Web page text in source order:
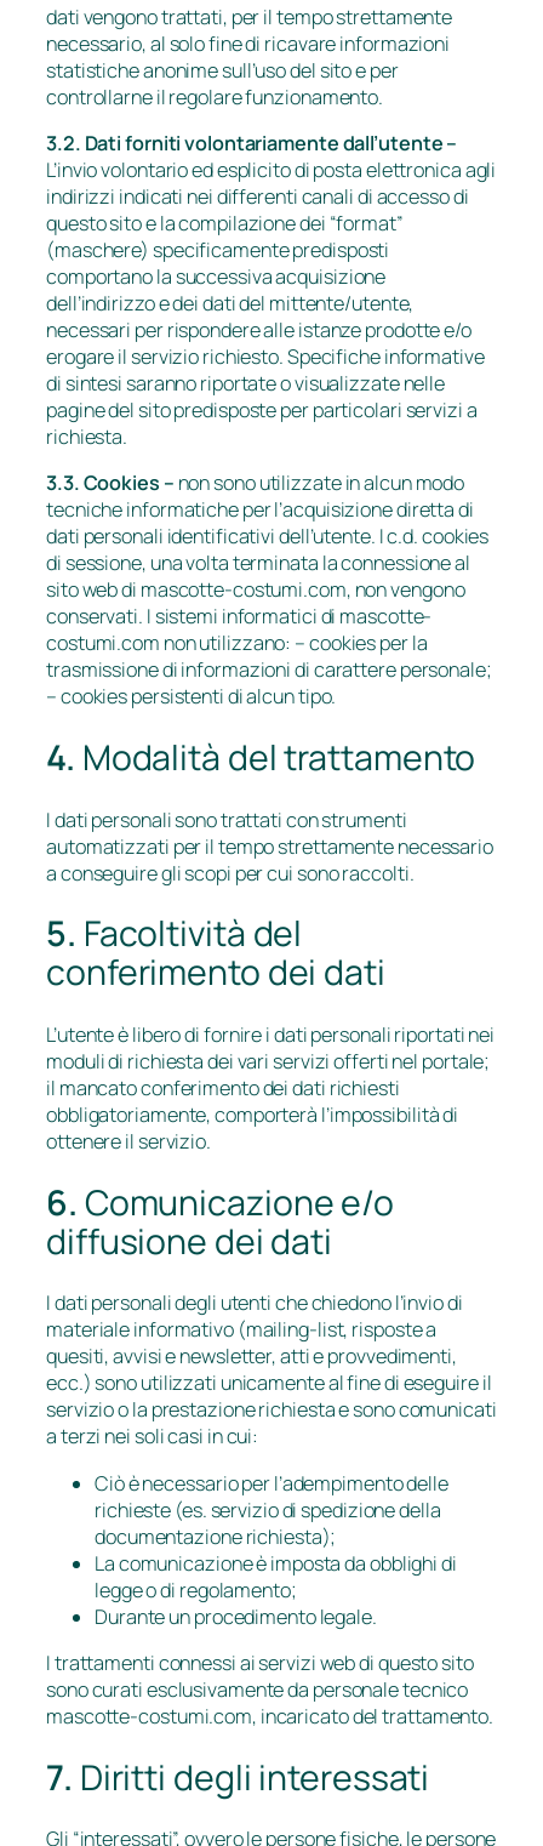
dati vengono trattati, per il tempo strettamente
necessario, al solo fine di ricavare informazioni
statistiche anonime sull’uso del sito e per
controllarne il regolare funzionamento.
3.2. Dati forniti volontariamente dall’utente –
L’invio volontario ed esplicito di posta elettronica agli
indirizzi indicati nei differenti canali di accesso di
questo sito e la compilazione dei “format”
(maschere) specificamente predisposti
comportano la successiva acquisizione
dell’indirizzo e dei dati del mittente/utente,
necessari per rispondere alle istanze prodotte e/o
erogare il servizio richiesto. Specifiche informative
di sintesi saranno riportate o visualizzate nelle
pagine del sito predisposte per particolari servizi a
richiesta.
3.3. Cookies – non sono utilizzate in alcun modo
tecniche informatiche per l’acquisizione diretta di
dati personali identificativi dell’utente. I c.d. cookies
di sessione, una volta terminata la connessione al
sito web di mascotte-costumi.com, non vengono
conservati. I sistemi informatici di mascotte-
costumi.com non utilizzano: – cookies per la
trasmissione di informazioni di carattere personale;
– cookies persistenti di alcun tipo.
4. Modalità del trattamento
I dati personali sono trattati con strumenti
automatizzati per il tempo strettamente necessario
a conseguire gli scopi per cui sono raccolti.
5. Facoltività del
conferimento dei dati
L’utente è libero di fornire i dati personali riportati nei
moduli di richiesta dei vari servizi offerti nel portale;
il mancato conferimento dei dati richiesti
obbligatoriamente, comporterà l’impossibilità di
ottenere il servizio.
6. Comunicazione e/o
diffusione dei dati
I dati personali degli utenti che chiedono l’invio di
materiale informativo (mailing-list, risposte a
quesiti, avvisi e newsletter, atti e provvedimenti,
ecc.) sono utilizzati unicamente al fine di eseguire il
servizio o la prestazione richiesta e sono comunicati
a terzi nei soli casi in cui:
Ciò è necessario per l’adempimento delle
richieste (es. servizio di spedizione della
documentazione richiesta);
La comunicazione è imposta da obblighi di
legge o di regolamento;
Durante un procedimento legale.
I trattamenti connessi ai servizi web di questo sito
sono curati esclusivamente da personale tecnico
mascotte-costumi.com, incaricato del trattamento.
7. Diritti degli interessati
Gli “interessati”, ovvero le persone fisiche, le persone